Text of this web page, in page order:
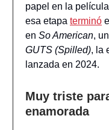
papel en la película
esa etapa terminó
en So American,
GUTS (Spilled), la
lanzada en 2024.
Muy triste
enamorada